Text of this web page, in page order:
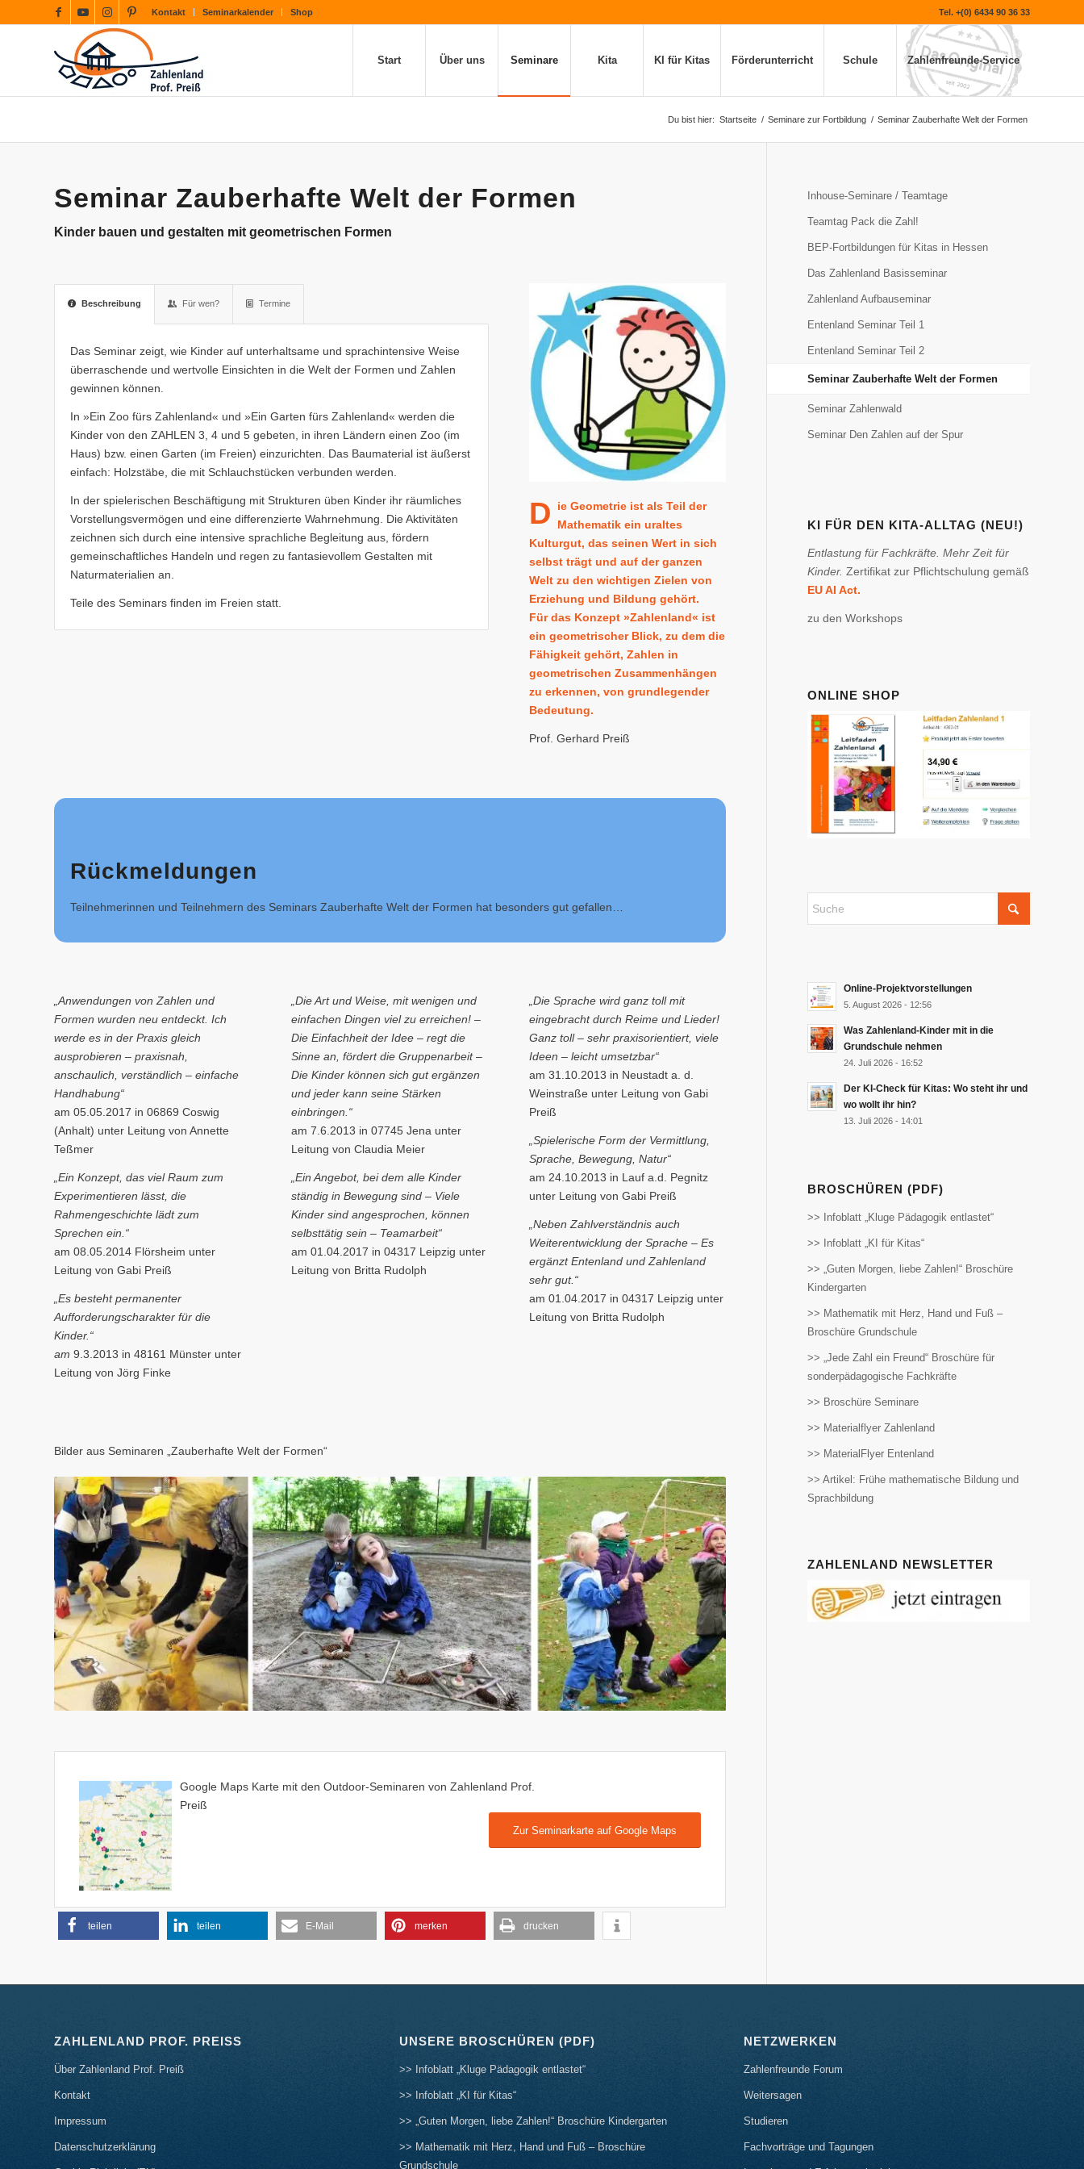
Kontakt Seminarkalender Shop Tel. +(0) 6434 90 36 33
Start Über uns Seminare Kita KI für Kitas Förderunterricht Schule Zahlenfreunde-Service
Du bist hier: Startseite / Seminare zur Fortbildung / Seminar Zauberhafte Welt der Formen
Seminar Zauberhafte Welt der Formen
Kinder bauen und gestalten mit geometrischen Formen
Beschreibung Für wen? Termine
Das Seminar zeigt, wie Kinder auf unterhaltsame und sprachintensive Weise
überraschende und wertvolle Einsichten in die Welt der Formen und Zahlen
gewinnen können.
In »Ein Zoo fürs Zahlenland« und »Ein Garten fürs Zahlenland« werden die
Kinder von den ZAHLEN 3, 4 und 5 gebeten, in ihren Ländern einen Zoo (im
Haus) bzw. einen Garten (im Freien) einzurichten. Das Baumaterial ist äußerst
einfach: Holzstäbe, die mit Schlauchstücken verbunden werden.
In der spielerischen Beschäftigung mit Strukturen üben Kinder ihr räumliches
Vorstellungsvermögen und eine differenzierte Wahrnehmung. Die Aktivitäten
zeichnen sich durch eine intensive sprachliche Begleitung aus, fördern
gemeinschaftliches Handeln und regen zu fantasievollem Gestalten mit
Naturmaterialien an.
Teile des Seminars finden im Freien statt.
D
ie Geometrie ist als Teil der
Mathematik ein uraltes
Kulturgut, das seinen Wert in sich
selbst trägt und auf der ganzen
Welt zu den wichtigen Zielen von
Erziehung und Bildung gehört.
Für das Konzept »Zahlenland« ist
ein geometrischer Blick, zu dem die
Fähigkeit gehört, Zahlen in
geometrischen Zusammenhängen
zu erkennen, von grundlegender
Bedeutung.
Prof. Gerhard Preiß
Rückmeldungen
Teilnehmerinnen und Teilnehmern des Seminars Zauberhafte Welt der Formen hat besonders gut gefallen…
„Anwendungen von Zahlen und
Formen wurden neu entdeckt. Ich
werde es in der Praxis gleich
ausprobieren – praxisnah,
anschaulich, verständlich – einfache
Handhabung“
am 05.05.2017 in 06869 Coswig
(Anhalt) unter Leitung von Annette
Teßmer
„Ein Konzept, das viel Raum zum
Experimentieren lässt, die
Rahmengeschichte lädt zum
Sprechen ein.“
am 08.05.2014 Flörsheim unter
Leitung von Gabi Preiß
„Es besteht permanenter
Aufforderungscharakter für die
Kinder.“
am 9.3.2013 in 48161 Münster unter
Leitung von Jörg Finke
„Die Art und Weise, mit wenigen und
einfachen Dingen viel zu erreichen! –
Die Einfachheit der Idee – regt die
Sinne an, fördert die Gruppenarbeit –
Die Kinder können sich gut ergänzen
und jeder kann seine Stärken
einbringen.“
am 7.6.2013 in 07745 Jena unter
Leitung von Claudia Meier
„Ein Angebot, bei dem alle Kinder
ständig in Bewegung sind – Viele
Kinder sind angesprochen, können
selbsttätig sein – Teamarbeit“
am 01.04.2017 in 04317 Leipzig unter
Leitung von Britta Rudolph
„Die Sprache wird ganz toll mit
eingebracht durch Reime und Lieder!
Ganz toll – sehr praxisorientiert, viele
Ideen – leicht umsetzbar“
am 31.10.2013 in Neustadt a. d.
Weinstraße unter Leitung von Gabi
Preiß
„Spielerische Form der Vermittlung,
Sprache, Bewegung, Natur“
am 24.10.2013 in Lauf a.d. Pegnitz
unter Leitung von Gabi Preiß
„Neben Zahlverständnis auch
Weiterentwicklung der Sprache – Es
ergänzt Entenland und Zahlenland
sehr gut.“
am 01.04.2017 in 04317 Leipzig unter
Leitung von Britta Rudolph
Bilder aus Seminaren „Zauberhafte Welt der Formen“
Google Maps Karte mit den Outdoor-Seminaren von Zahlenland Prof.
Preiß
Zur Seminarkarte auf Google Maps
teilen teilen E-Mail merken drucken
Inhouse-Seminare / Teamtage
Teamtag Pack die Zahl!
BEP-Fortbildungen für Kitas in Hessen
Das Zahlenland Basisseminar
Zahlenland Aufbauseminar
Entenland Seminar Teil 1
Entenland Seminar Teil 2
Seminar Zauberhafte Welt der Formen
Seminar Zahlenwald
Seminar Den Zahlen auf der Spur
KI FÜR DEN KITA-ALLTAG (NEU!)
Entlastung für Fachkräfte. Mehr Zeit für
Kinder.Zertifikat zur Pflichtschulung gemäß
EU AI Act.
zu den Workshops
ONLINE SHOP
Online-Projektvorstellungen
5. August 2026 - 12:56
Was Zahlenland-Kinder mit in die
Grundschule nehmen
24. Juli 2026 - 16:52
Der KI-Check für Kitas: Wo steht ihr und
wo wollt ihr hin?
13. Juli 2026 - 14:01
BROSCHÜREN (PDF)
>> Infoblatt „Kluge Pädagogik entlastet“
>> Infoblatt „KI für Kitas“
>> „Guten Morgen, liebe Zahlen!“ Broschüre
Kindergarten
>> Mathematik mit Herz, Hand und Fuß –
Broschüre Grundschule
>> „Jede Zahl ein Freund“ Broschüre für
sonderpädagogische Fachkräfte
>> Broschüre Seminare
>> Materialflyer Zahlenland
>> MaterialFlyer Entenland
>> Artikel: Frühe mathematische Bildung und
Sprachbildung
ZAHLENLAND NEWSLETTER
ZAHLENLAND PROF. PREISS
Über Zahlenland Prof. Preiß
Kontakt
Impressum
Datenschutzerklärung
UNSERE BROSCHÜREN (PDF)
>> Infoblatt „Kluge Pädagogik entlastet“
>> Infoblatt „KI für Kitas“
>> „Guten Morgen, liebe Zahlen!“ Broschüre Kindergarten
>> Mathematik mit Herz, Hand und Fuß – Broschüre
Grundschule
NETZWERKEN
Zahlenfreunde Forum
Weitersagen
Studieren
Fachvorträge und Tagungen